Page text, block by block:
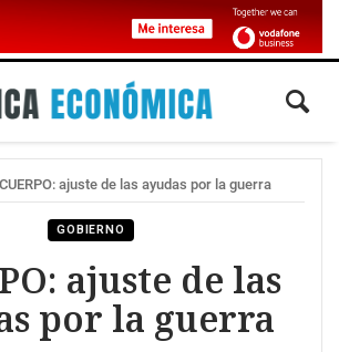
CUERPO: ajuste de las ayudas por la guerra
GOBIERNO
ajuste de las
por la guerra